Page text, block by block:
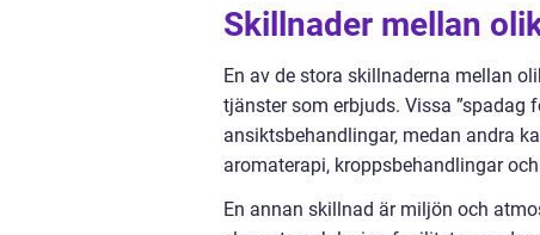
Skillnader mellan
En av de stora skillnaderna mellan
tjänster som erbjuds. Vissa ”spadag
ansiktsbehandlingar, medan andra
aromaterapi, kroppsbehandlingar
En annan skillnad är miljön och